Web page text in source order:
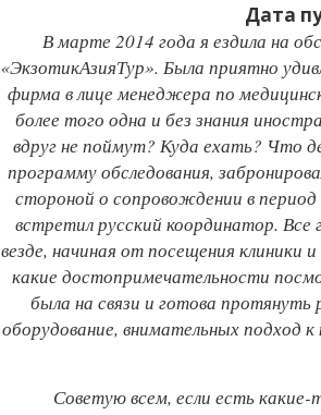
Дата
В марте 2014 года я ездила на
«ЭкзотикАзияТур». Была приятно
фирма в лице менеджера по
более того одна и без знания
вдруг не поймут? Куда ехать? Что
программу обследования,
стороной о сопровождении в
встретил русский координатор.
везде, начиная от посещения клиники
какие достопримечательности
была на связи и готова
оборудование, внимательных подход
Советую всем, если есть